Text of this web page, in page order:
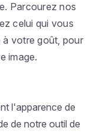
Parcourez nos
celui qui vous
à votre goût, pour
image.
l'apparence de
de notre outil de